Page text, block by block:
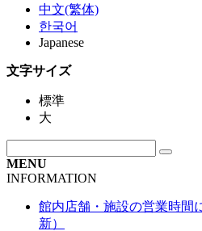
中文(繁体)
한국어
Japanese
文字サイズ
標準
大
MENU
INFORMATION
館内店舗・施設の営業時間
新）